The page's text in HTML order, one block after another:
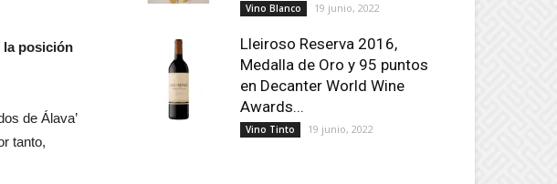
la posición
de Álava’
tanto,
Vino Blanco 19 junio, 2022
Lleiroso Reserva 2016,
Medalla de Oro y 95 puntos
en Decanter World Wine
Awards...
Vino Tinto 19 junio, 2022